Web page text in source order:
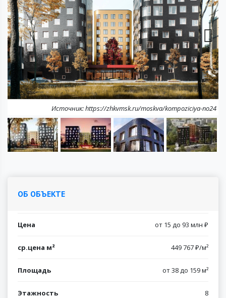
Источник: https://zhkvmsk.ru/moskva/kompoziciya-no24
Next
ОБ ОБЪЕКТЕ
Цена от 15 до 93 млн ₽
ср.цена м² 449 767 ₽/м²
Площадь от 38 до 159 м²
Этажность 8